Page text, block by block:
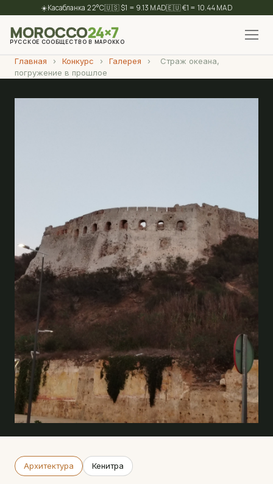
☀️ 22°C🇺🇸 $1 = 9.13 MAD🇪🇺 €1 = 10.44 MAD
MOROCCO24×7
РУССКОЕ СООБЩЕСТВО В МАРОККО
Главная › Конкурс › Галерея ›
Страж океана,
погружение в прошлое
Архитектура Кенитра